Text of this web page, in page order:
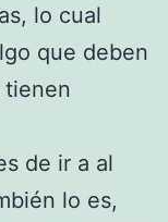
lo cual
que deben
de ir a al
lo es,